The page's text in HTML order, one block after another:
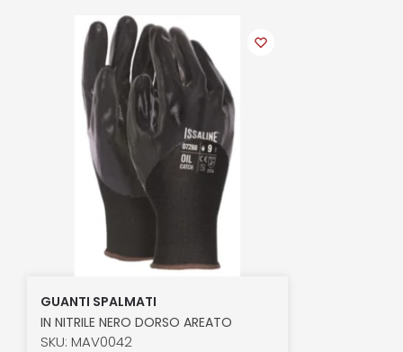
GUANTI SPALMATI
IN NITRILE NERO DORSO AREATO
SKU: MAV0042